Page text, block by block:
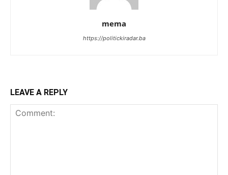
mema
https://politickiradar.ba
LEAVE A REPLY